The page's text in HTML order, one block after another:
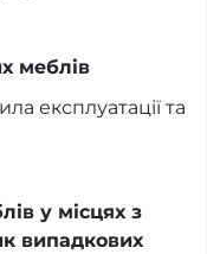
меблів
експлуатації та
у місцях з
випадкових